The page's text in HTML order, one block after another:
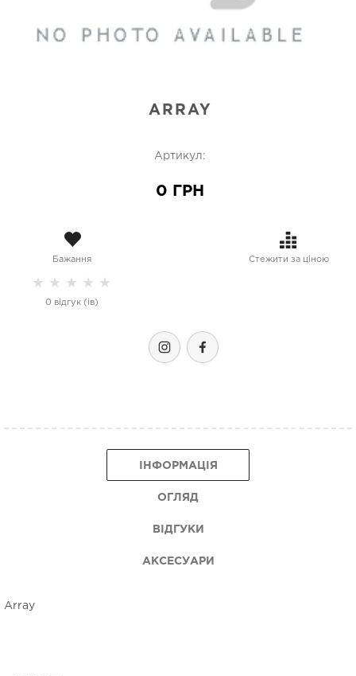
ARRAY
Артикул:
0 ГРН
Бажання Стежити за ціною
★ ★ ★ ★ ★
0 відгук (ів)
ІНФОРМАЦІЯ
ОГЛЯД
ВІДГУКИ
АКСЕСУАРИ
Array